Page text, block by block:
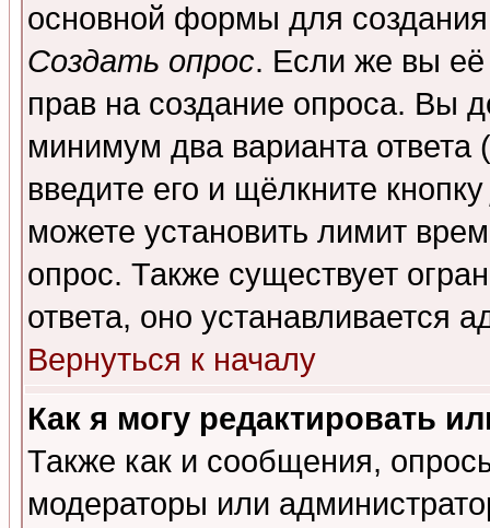
основной формы для
Создать опрос. Если же вы её
прав на создание опроса. Вы
минимум два варианта ответа
введите его и щёлкните
можете установить лимит
опрос. Также существует
ответа, оно устанавливается
Вернуться к началу
Как я могу редактировать
Также как и сообщения,
модераторы или